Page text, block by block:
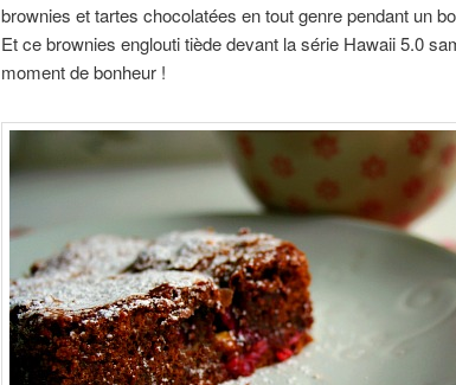
brownies et tartes chocolatées en tout genre pendant un
Et ce brownies englouti tiède devant la série Hawaii 5.0
moment de bonheur !